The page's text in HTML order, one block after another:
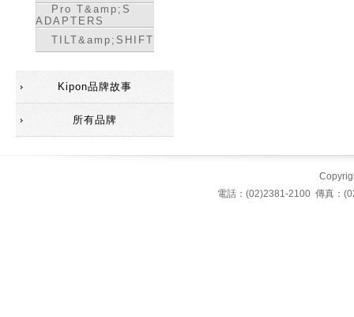
Pro T&amp;S
ADAPTERS
TILT&amp;SHIFT
Kipon品牌故事
所有品牌
電話：(02)2381-2100 傳真：